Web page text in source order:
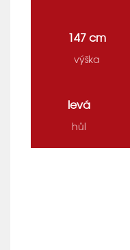
147 cm
výška
levá
hůl